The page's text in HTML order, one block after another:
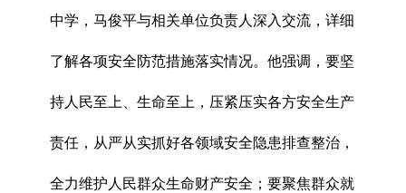
中学，马俊平与相关单位负责人深入交流，详细
了解各项安全防范措施落实情况。他强调，要坚
持人民至上、生命至上，压紧压实各方安全生产
责任，从严从实抓好各领域安全隐患排查整治，
全力维护人民群众生命财产安全；要聚焦群众就